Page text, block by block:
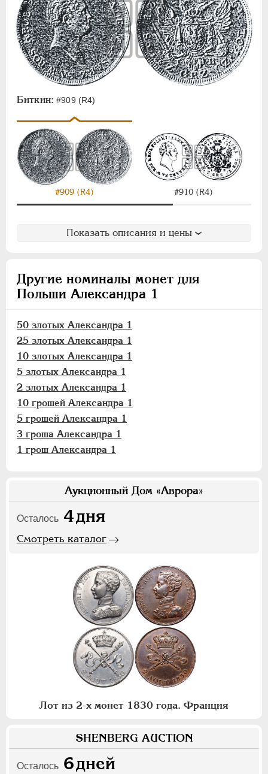
Биткин: #909 (R4)
#909 (R4) #910 (R4)
Показать описания и цены
Другие номиналы монет для
Польши Александра 1
50 злотых Александра 1
25 злотых Александра 1
10 злотых Александра 1
5 злотых Александра 1
2 злотых Александра 1
10 грошей Александра 1
5 грошей Александра 1
3 гроша Александра 1
1 грош Александра 1
Аукционный Дом «Аврора»
Осталось 4дня
Смотреть каталог
Лот из 2-х монет 1830 года. Франция
SHENBERG AUCTION
Осталось 6дней